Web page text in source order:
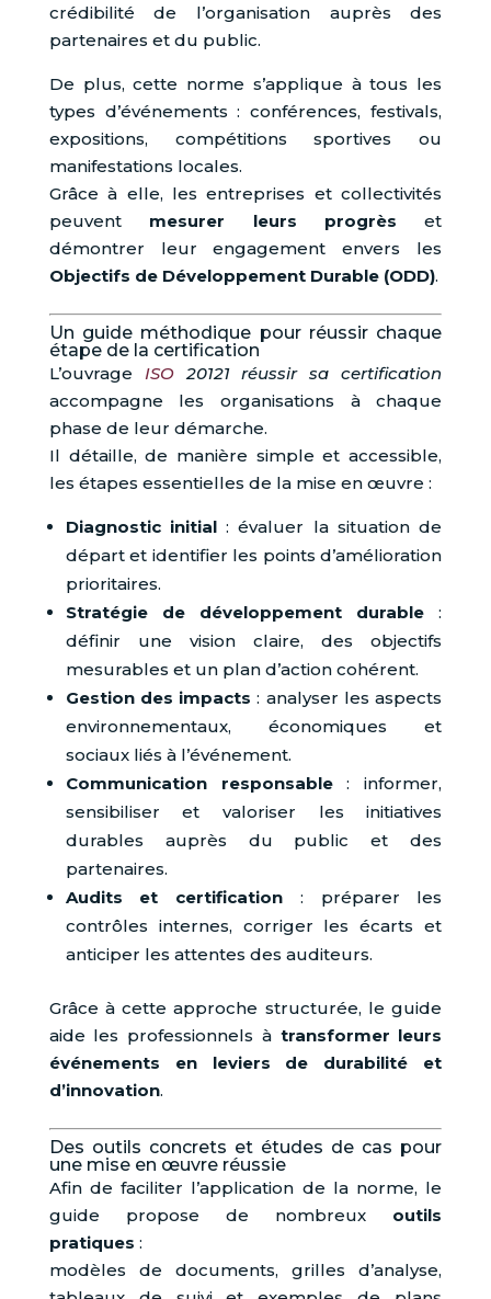
crédibilité de l’organisation auprès des
partenaires et du public.
De plus, cette norme s’applique à tous les
types d’événements : conférences, festivals,
expositions, compétitions sportives ou
manifestations locales.
Grâce à elle, les entreprises et collectivités
peuvent mesurer leurs progrès et
démontrer leur engagement envers les
Objectifs de Développement Durable (ODD).
Un guide méthodique pour réussir chaque
étape de la certification
L’ouvrage ISO20121 réussir sa certification
accompagne les organisations à chaque
phase de leur démarche.
Il détaille, de manière simple et accessible,
les étapes essentielles de la mise en œuvre :
Diagnostic initial : évaluer la situation de
départ et identifier les points d’amélioration
prioritaires.
Stratégie de développement durable :
définir une vision claire, des objectifs
mesurables et un plan d’action cohérent.
Gestion des impacts : analyser les aspects
environnementaux, économiques et
sociaux liés à l’événement.
Communication responsable: informer,
sensibiliser et valoriser les initiatives
durables auprès du public et des
partenaires.
Audits et certification : préparer les
contrôles internes, corriger les écarts et
anticiper les attentes des auditeurs.
Grâce à cette approche structurée, le guide
aide les professionnels à transformer leurs
événements en leviers de durabilité et
d’innovation.
Des outils concrets et études de cas pour
une mise en œuvre réussie
Afin de faciliter l’application de la norme, le
guide propose de nombreux outils
pratiques :
modèles de documents, grilles d’analyse,